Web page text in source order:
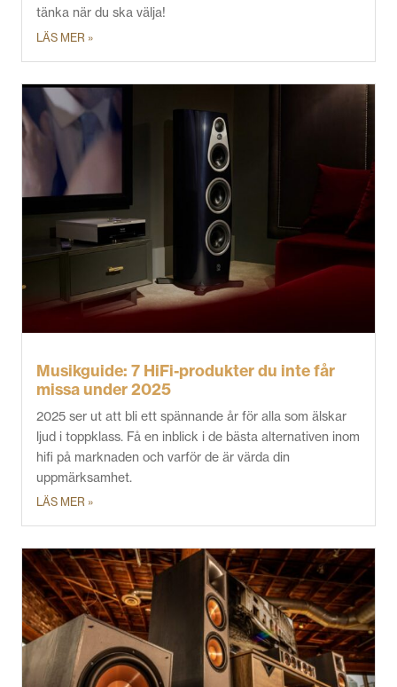
tänka när du ska välja!
LÄS MER »
Musikguide: 7 HiFi-produkter du inte får
missa under 2025
2025 ser ut att bli ett spännande år för alla som älskar
ljud i toppklass. Få en inblick i de bästa alternativen inom
hifi på marknaden och varför de är värda din
uppmärksamhet.
LÄS MER »